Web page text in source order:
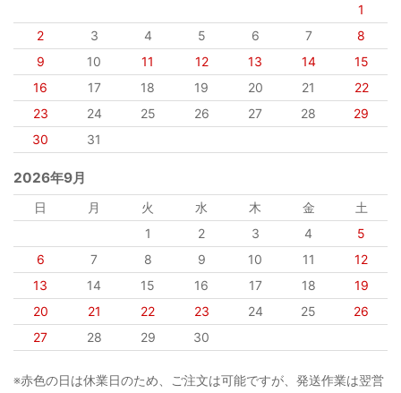
1
2
3 4 5 6 7
8
9
10 11 12 13 14
15
16
17 18 19 20 21
22
23
24 25 26 27 28
29
30
31
2026年9月
日 月 火 水 木 金
土
1
2 3 4
5
6
7 8 9 10 11
12
13
14 15 16 17 18
19
20
21 22 23 24 25
26
27
28 29 30
※赤色の日は休業日のため、ご注文は可能ですが、発送作業は翌営